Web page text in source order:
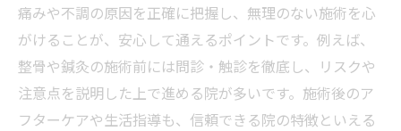
痛みや不調の原因を正確に把握し、無理のない施術を心
がけることが、安心して通えるポイントです。例えば、
整骨や鍼灸の施術前には問診・触診を徹底し、リスクや
注意点を説明した上で進める院が多いです。施術後のア
フターケアや生活指導も、信頼できる院の特徴といえる